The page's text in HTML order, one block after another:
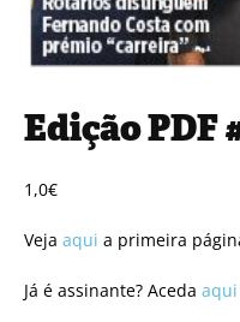
Edição PDF
1,0€
Veja aqui a primeira
Já é assinante? Aceda aqui